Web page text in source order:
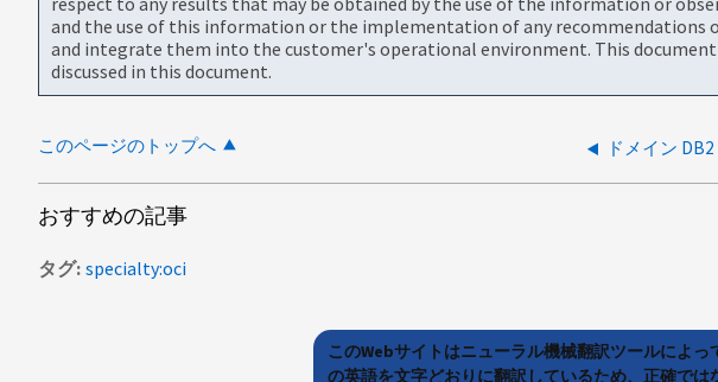
and the use of this information or the implementation of any recommendations
and integrate them into the customer's operational environment. This
discussed in this document.
このページのトップへ
おすすめの記事
タグ specialty:oci
このWebサイトはニューラル機械翻訳ツールによ
の英語を文字どおりに翻訳しているため、正確で